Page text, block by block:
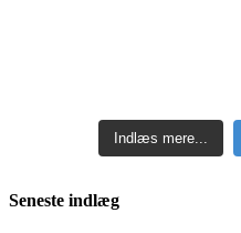
Indlæs mere...
Seneste indlæg